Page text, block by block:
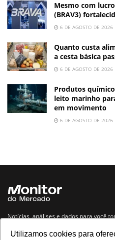
Utilizamos cookies para
Mesmo com
(BRAV3)
6 DE AGOSTO DE 2026
Quanto custa
a cesta básica
6 DE AGOSTO DE 2026
Produtos
leito marinho
em movimento
6 DE AGOSTO DE 2026
Notícias, análises e dados para você
Navegue no site